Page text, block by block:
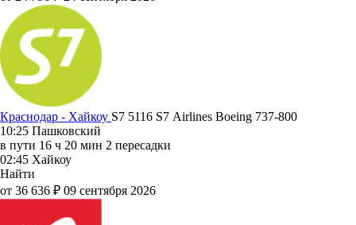
Краснодар - Хайкоу S7 5116 S7 Airlines Boeing 737-800
10:25 Пашковский
в пути 16 ч 20 мин 2 пересадки
02:45 Хайкоу
Найти
от 36 636 ₽ 09 сентября 2026